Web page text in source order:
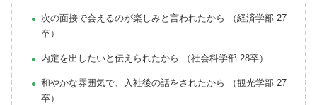
次の面接で会えるのが楽しみと言われたから （経済学部 27
卒）
内定を出したいと伝えられたから （社会科学部 28卒）
和やかな雰囲気で、入社後の話をされたから （観光学部 27
卒）